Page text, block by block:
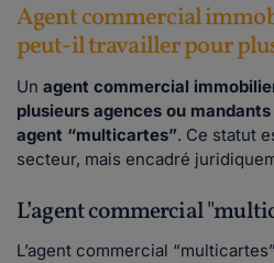
Agent commercial
peut-il travailler pour
Un agent commercial
plusieurs agences ou mandants
agent “multicartes”. Ce statut
secteur, mais encadré
L’agent commercial
L’agent commercial